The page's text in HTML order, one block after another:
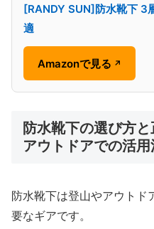
[RANDY SUN]防水靴下 3
適
Amazonで見る ↗
防水靴下の選び方
アウトドアでの活用
防水靴下は登山やアウトド
要なギアです。